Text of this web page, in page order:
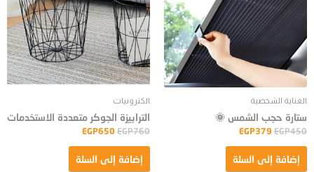
العناية الشخصية
ستارة حجب الشمس 🌞
EGP450
EGP379
إضافة إلى السلة
الكترونيات
الترابيزة الجوكر متعددة الاستخدمات
EGP760
EGP650
إضافة إلى السلة